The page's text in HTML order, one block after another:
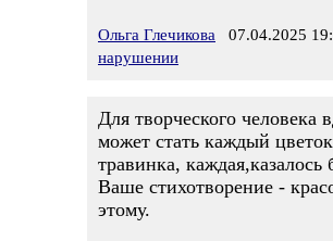
Ольга Глечикова 07.04.2025
нарушении
Для творческого человека
может стать каждый
травинка, каждая,казалось
Ваше стихотворение -
этому.